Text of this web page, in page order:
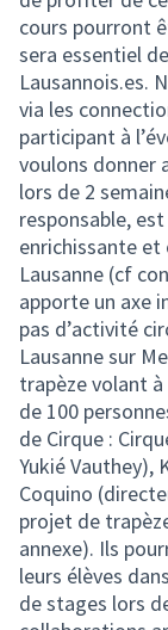
cours pourront
sera essentiel
Lausannois.es.
via les
participant à
voulons donner
lors de 2
responsable,
enrichissante et
Lausanne (cf
apporte un axe
pas d’activité
Lausanne sur
trapèze volant
de 100
de Cirque :
Yukié Vauthey),
Coquino
projet de
annexe). Ils
leurs élèves
de stages lors